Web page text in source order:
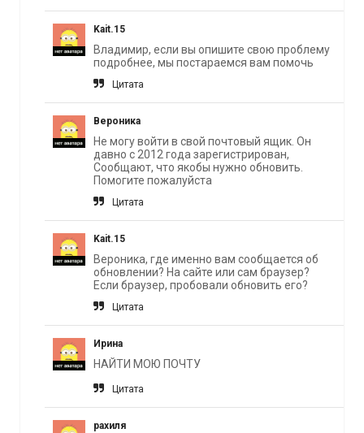
Kait.15
Владимир, если вы опишите свою проблему
подробнее, мы постараемся вам помочь
Цитата
Вероника
Не могу войти в свой почтовый ящик. Он
давно с 2012 года зарегистрирован,
Сообщают, что якобы нужно обновить.
Помогите пожалуйста
Цитата
Kait.15
Вероника, где именно вам сообщается об
обновлении? На сайте или сам браузер?
Если браузер, пробовали обновить его?
Цитата
Ирина
НАЙТИ МОЮ ПОЧТУ
Цитата
рахиля